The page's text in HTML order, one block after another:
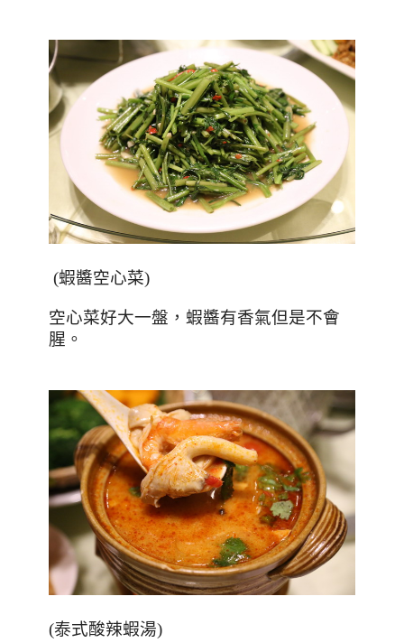
(蝦醬空心菜)
空心菜好大一盤，蝦醬有香氣但是不會
腥。
(泰式酸辣蝦湯)